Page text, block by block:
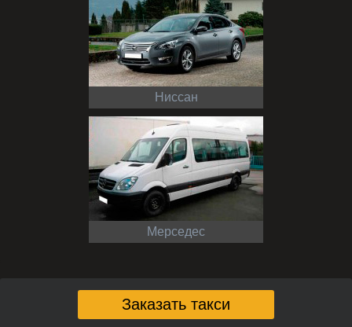
Ниссан
Мерседес
Заказать такси